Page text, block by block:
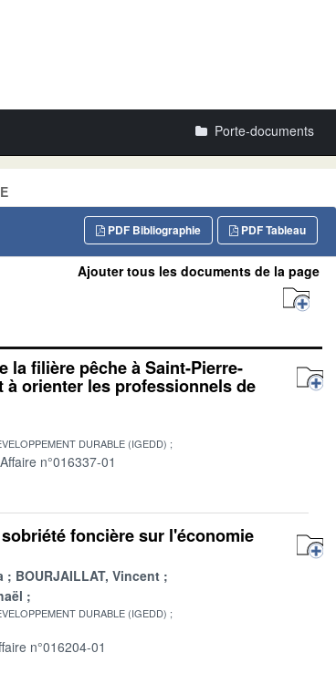
Porte-documents
PDF Tableau
PDF Bibliographie
Ajouter tous les documents de la page
la filière pêche à Saint-Pierre-
à orienter les professionnels de
DURABLE (IGEDD)
Affaire n°016337-01
foncière sur l'économie
BOURJAILLAT, Vincent
DURABLE (IGEDD)
n°016204-01